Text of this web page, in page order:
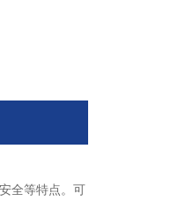
全等特点。可